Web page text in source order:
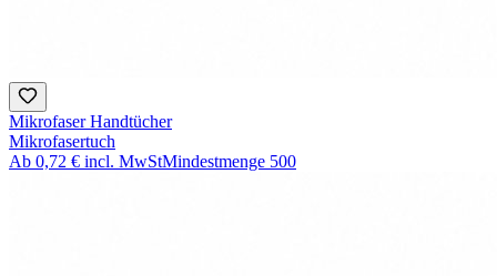
Mikrofaser Handtücher
Mikrofasertuch
Ab 0,72 € incl. MwStMindestmenge 500